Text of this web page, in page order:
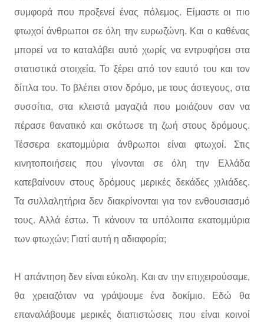
συμφορά που προξενεί ένας πόλεμος. Είμαστε οι πιο
φτωχοί άνθρωποι σε όλη την ευρωζώνη. Και ο καθένας
μπορεί να το καταλάβει αυτό χωρίς να εντρυφήσει στα
στατιστικά στοιχεία. Το ξέρει από τον εαυτό του και τον
δίπλα του. Το βλέπει στον δρόμο, με τους άστεγους, στα
συσσίτια, στα κλειστά μαγαζιά που μοιάζουν σαν να
πέρασε θανατικό και σκότωσε τη ζωή στους δρόμους.
Τέσσερα εκατομμύρια άνθρωποι είναι φτωχοί. Στις
κινητοποιήσεις που γίνονται σε όλη την Ελλάδα
κατεβαίνουν στους δρόμους μερικές δεκάδες χιλιάδες.
Τα συλλαλητήρια δεν διακρίνονται για τον ενθουσιασμό
τους. Αλλά έστω. Τι κάνουν τα υπόλοιπα εκατομμύρια
των φτωχών; Γιατί αυτή η αδιαφορία;
Η απάντηση δεν είναι εύκολη. Και αν την επιχειρούσαμε,
θα χρειαζόταν να γράψουμε ένα δοκίμιο. Εδώ θα
επαναλάβουμε μερικές διαπιστώσεις που είναι κοινοί